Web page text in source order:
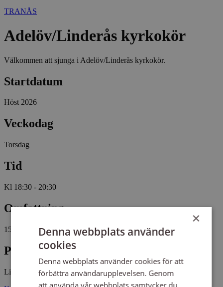
TRANÅS
Adelöv/Linderås kyrkokör
Välkommen att sjunga i Adelöv/Linderås kyrkokör.
Startdatum
Höst 2026
Veckodag
Torsdag
Tid
Kl 18:30 - 20:30
Omfattning
15 tillfällen, 30 studietimmar
Plats
Linderås församlingsgård
×
Denna webbplats använder
cookies
Denna webbplats använder cookies för att
förbättra användarupplevelsen. Genom
att använda vår webbplats samtycker du